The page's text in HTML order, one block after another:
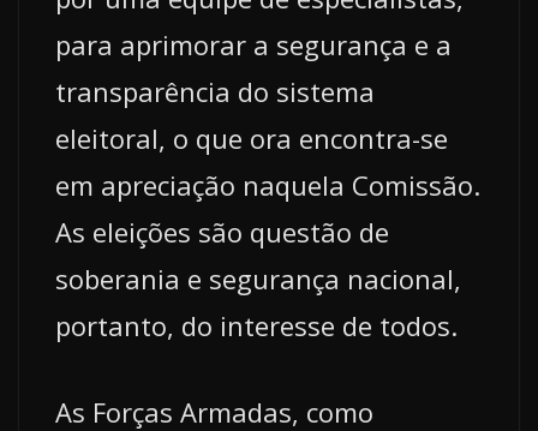
para aprimorar a segurança e a
transparência do sistema
eleitoral, o que ora encontra-se
em apreciação naquela Comissão.
As eleições são questão de
soberania e segurança nacional,
portanto, do interesse de todos.
As Forças Armadas, como